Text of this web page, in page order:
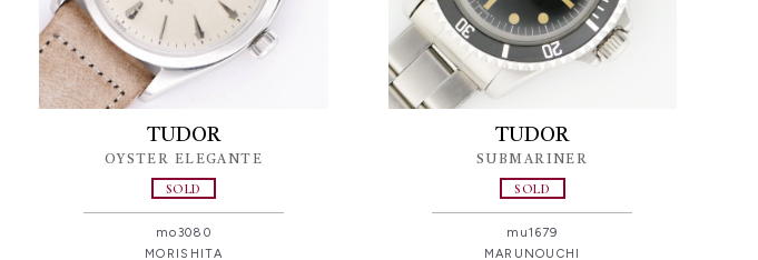
TUDOR
OYSTER ELEGANTE
SOLD
mo3080
MORISHITA
TUDOR
SUBMARINER
SOLD
mu1679
MARUNOUCHI